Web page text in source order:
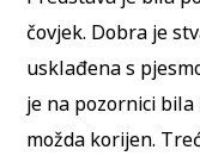
čovjek. Dobra je
usklađena s
je na pozornici
možda korijen.